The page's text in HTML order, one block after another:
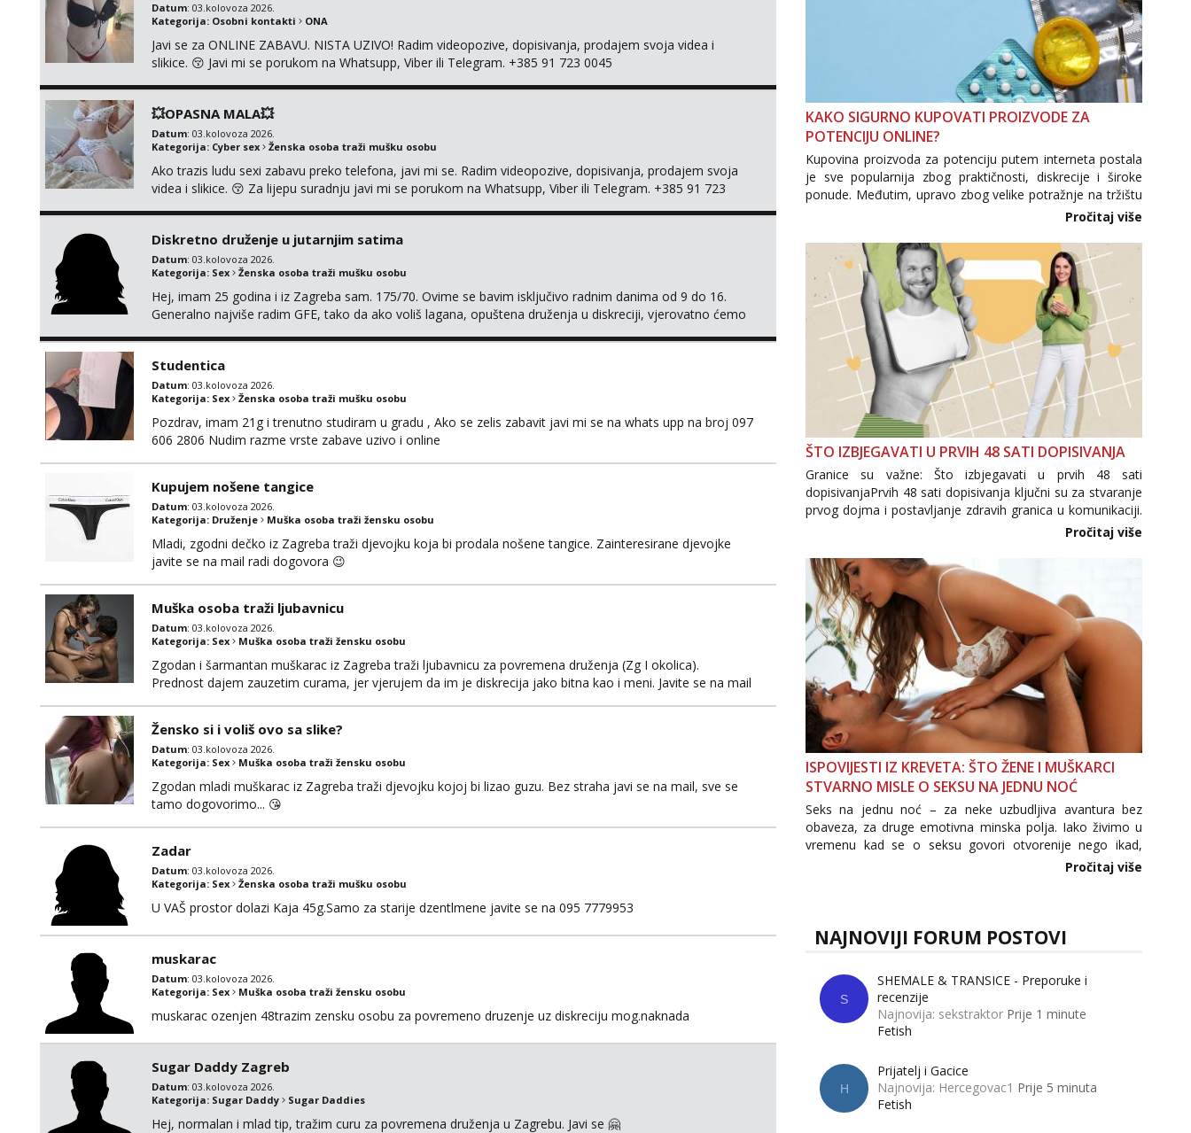
Datum: 03.kolovoza 2026.
Kategorija: Osobni kontakti ONA
Javi se za ONLINE ZABAVU. NISTA UZIVO! Radim videopozive, dopisivanja, prodajem svoja videa i
slikice. 😚 Javi mi se porukom na Whatsupp, Viber ili Telegram. +385 91 723 0045
💥OPASNA MALA💥
Datum: 03.kolovoza 2026.
Kategorija: Cyber sex Ženska osoba traži mušku osobu
Ako trazis ludu sexi zabavu preko telefona, javi mi se. Radim videopozive, dopisivanja, prodajem svoja
videa i slikice. 😚 Za lijepu suradnju javi mi se porukom na Whatsupp, Viber ili Telegram. +385 91 723
Diskretno druženje u jutarnjim satima
Datum: 03.kolovoza 2026.
Kategorija: Sex Ženska osoba traži mušku osobu
Hej, imam 25 godina i iz Zagreba sam. 175/70. Ovime se bavim isključivo radnim danima od 9 do 16.
Generalno najviše radim GFE, tako da ako voliš lagana, opuštena druženja u diskreciji, vjerovatno ćemo
Studentica
Datum: 03.kolovoza 2026.
Kategorija: Sex Ženska osoba traži mušku osobu
Pozdrav, imam 21g i trenutno studiram u gradu , Ako se zelis zabavit javi mi se na whats upp na broj 097
606 2806 Nudim razme vrste zabave uzivo i online
Kupujem nošene tangice
Datum: 03.kolovoza 2026.
Kategorija: Druženje Muška osoba traži žensku osobu
Mladi, zgodni dečko iz Zagreba traži djevojku koja bi prodala nošene tangice. Zainteresirane djevojke
javite se na mail radi dogovora 😉
Muška osoba traži ljubavnicu
Datum: 03.kolovoza 2026.
Kategorija: Sex Muška osoba traži žensku osobu
Zgodan i šarmantan muškarac iz Zagreba traži ljubavnicu za povremena druženja (Zg I okolica).
Prednost dajem zauzetim curama, jer vjerujem da im je diskrecija jako bitna kao i meni. Javite se na mail
Žensko si i voliš ovo sa slike?
Datum: 03.kolovoza 2026.
Kategorija: Sex Muška osoba traži žensku osobu
Zgodan mladi muškarac iz Zagreba traži djevojku kojoj bi lizao guzu. Bez straha javi se na mail, sve se
tamo dogovorimo... 😘
Zadar
Datum: 03.kolovoza 2026.
Kategorija: Sex Ženska osoba traži mušku osobu
U VAŠ prostor dolazi Kaja 45g.Samo za starije dzentlmene javite se na 095 7779953
muskarac
Datum: 03.kolovoza 2026.
Kategorija: Sex Muška osoba traži žensku osobu
muskarac ozenjen 48trazim zensku osobu za povremeno druzenje uz diskreciju mog.naknada
Sugar Daddy Zagreb
Datum: 03.kolovoza 2026.
Kategorija: Sugar Daddy Sugar Daddies
Hej, normalan i mlad tip, tražim curu za povremena druženja u Zagrebu. Javi se 🤗
KAKO SIGURNO KUPOVATI PROIZVODE ZA
POTENCIJU ONLINE?
Kupovina proizvoda za potenciju putem interneta postala
je sve popularnija zbog praktičnosti, diskrecije i široke
ponude. Međutim, upravo zbog velike potražnje na tržištu
se pojavljuju i brojni krivotvoreni proizvodi, nepouzdane
internetske trgovine te proizvodi nepoznatog podrijetla. ...
Pročitaj više
ŠTO IZBJEGAVATI U PRVIH 48 SATI DOPISIVANJA
Granice su važne: Što izbjegavati u prvih 48 sati
dopisivanjaPrvih 48 sati dopisivanja ključni su za stvaranje
prvog dojma i postavljanje zdravih granica u komunikaciji.
Važno je izbjeći prebrzo otkrivanje osobnih ili intimnih
informacija, jer nepoznata osoba još nije zaslužila to
povjerenje. Takođe...
Pročitaj više
ISPOVIJESTI IZ KREVETA: ŠTO ŽENE I MUŠKARCI
STVARNO MISLE O SEKSU NA JEDNU NOĆ
Seks na jednu noć – za neke uzbudljiva avantura bez
obaveza, za druge emotivna minska polja. Iako živimo u
vremenu kad se o seksu govori otvorenije nego ikad,
tema „jedne noći strasti“ i dalje izaziva burne rasprave. Što
Pročitaj više
NAJNOVIJI FORUM POSTOVI
S
SHEMALE & TRANSICE - Preporuke i
recenzije
Najnovija: sekstraktor Prije 1 minute
Fetish
H
Prijatelj i Gacice
Najnovija: Hercegovac1 Prije 5 minuta
Fetish